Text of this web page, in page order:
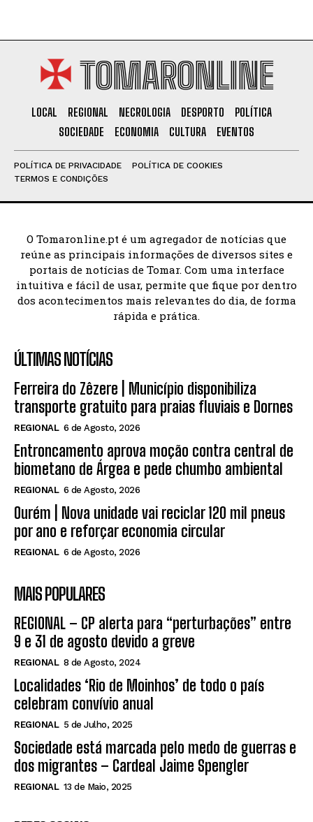
TOMARONLINE
LOCAL REGIONAL NECROLOGIA DESPORTO
POLÍTICA
SOCIEDADE
ECONOMIA CULTURA EVENTOS
POLÍTICA DE PRIVACIDADE
POLÍTICA DE COOKIES
TERMOS E CONDIÇÕES
O Tomaronline.pt é um agregador de notícias que
reúne as principais informações de diversos sites e
portais de notícias de Tomar. Com uma interface
intuitiva e fácil de usar, permite que fique por dentro
dos acontecimentos mais relevantes do dia, de forma
rápida e prática.
ÚLTIMAS NOTÍCIAS
Ferreira do Zêzere | Município disponibiliza
transporte gratuito para praias fluviais e Dornes
REGIONAL 6 de Agosto, 2026
Entroncamento aprova moção contra central de
biometano de Árgea e pede chumbo ambiental
REGIONAL 6 de Agosto, 2026
Ourém | Nova unidade vai reciclar 120 mil pneus
por ano e reforçar economia circular
REGIONAL 6 de Agosto, 2026
MAIS POPULARES
REGIONAL – CP alerta para “perturbações” entre
9 e 31 de agosto devido a greve
REGIONAL 8 de Agosto, 2024
Localidades ‘Rio de Moinhos’ de todo o país
celebram convívio anual
REGIONAL 5 de Julho, 2025
Sociedade está marcada pelo medo de guerras e
dos migrantes – Cardeal Jaime Spengler
REGIONAL 13 de Maio, 2025